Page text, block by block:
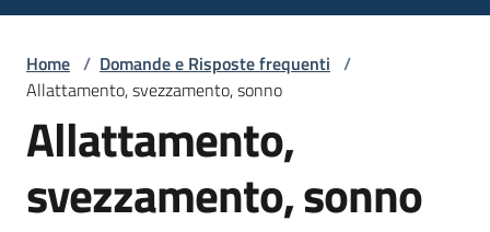
e
bambini
Argomenti
Home / Domande e Risposte frequenti /
Allattamento, svezzamento, sonno
Allattamento,
svezzamento, sonno